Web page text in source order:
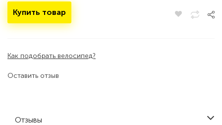
Оставить отзыв
Купить товар
Как подобрать велосипед?
Отзывы